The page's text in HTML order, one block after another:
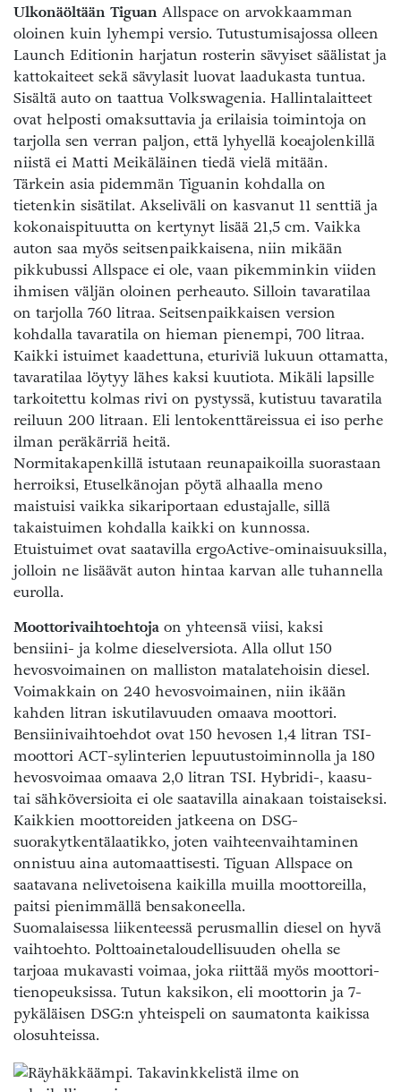
Ulkonäöltään Tiguan All­space on arvokkaamman
oloinen kuin lyhempi versio. Tutustumisajossa olleen
Launch Editionin harjatun rosterin sävyiset säälistat ja
kattokaiteet sekä sävylasit luovat laadukasta tuntua.
Sisältä auto on taattua Volkswagenia. Hallintalaitteet
ovat helposti omaksuttavia ja erilaisia toimintoja on
tarjolla sen verran paljon, että lyhyellä koeajolenkillä
niistä ei Matti Meikäläinen tiedä vielä mitään.
Tärkein asia pidemmän Tiguanin kohdalla on
tietenkin sisätilat. Akseliväli on kasvanut 11 senttiä ja
kokonaispituutta on kertynyt lisää 21,5 cm. Vaikka
auton saa myös seitsenpaikkaisena, niin mikään
pikkubussi Allspace ei ole, vaan pikemminkin viiden
ihmisen väljän oloinen perheauto. Silloin tavaratilaa
on tarjolla 760 litraa. Seitsenpaikkaisen version
kohdalla tavaratila on hieman pienempi, 700 litraa.
Kaikki istuimet kaadettuna, eturiviä lukuun ottamatta,
tavaratilaa löytyy lähes kaksi kuutiota. Mikäli lapsille
tarkoitettu kolmas rivi on pystyssä, kutistuu tavaratila
reiluun 200 litraan. Eli lentokenttäreissua ei iso perhe
ilman peräkärriä heitä.
Normitakapenkillä istutaan reunapaikoilla suorastaan
herroiksi, Etuselkä­nojan pöytä alhaalla meno
maistuisi vaikka sikariportaan edustajalle, sillä
takaistuimen kohdalla kaikki on kunnossa.
Etuistuimet ovat saatavilla ergoActive-ominaisuuksilla,
jolloin ne lisäävät auton hintaa karvan alle tuhannella
eurolla.
Moottorivaihtoehtoja on yhteensä viisi, kaksi
bensiini- ja kolme dieselversiota. Alla ollut 150
hevosvoimainen on malliston matalatehoisin diesel.
Voimakkain on 240 hevosvoimainen, niin ikään
kahden litran iskutilavuuden omaava moottori.
Bensiinivaihtoehdot ovat 150 hevosen 1,4 litran TSI-
moottori ACT-sylinterien lepuutustoiminnolla ja 180
hevosvoimaa omaava 2,0 litran TSI. Hybridi-, kaasu-
tai sähköversioita ei ole saatavilla ainakaan toistaiseksi.
Kaikkien moottoreiden jatkeena on DSG-
suorakytkentälaatikko, joten vaihteenvaihtaminen
onnistuu aina automaattisesti. Tiguan Allspace on
saatavana nelivetoisena kaikilla muilla moottoreilla,
paitsi pienimmällä bensakoneella.
Suomalaisessa liikenteessä perusmallin diesel on hyvä
vaihtoehto. Polttoainetaloudellisuuden ohella se
tarjoaa mukavasti voimaa, joka riittää myös moottori­
tienopeuksissa. Tutun kaksikon, eli moottorin ja 7-
pykäläisen DSG:n yhteispeli on saumatonta kaikissa
olosuhteissa.